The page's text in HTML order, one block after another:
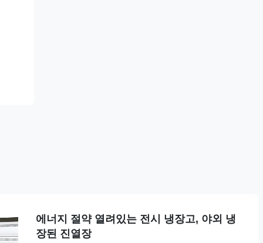
에너지 절약 열려있는 전시 냉장고, 야외 냉
장된 진열장